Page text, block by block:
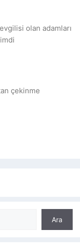
olan adamları
çekinme
Ara